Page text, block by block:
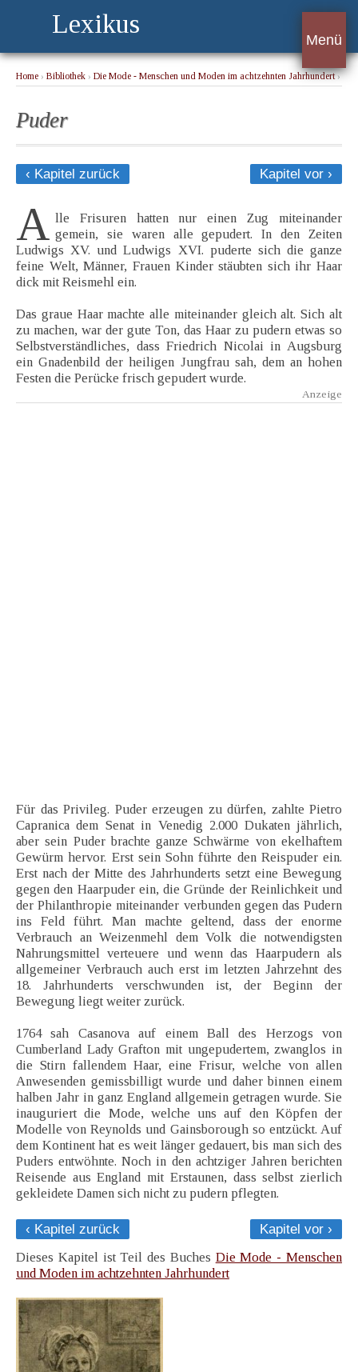
Lexikus
Menü
Home › Bibliothek › Die Mode - Menschen und Moden im achtzehnten Jahrhundert›
Puder
‹ Kapitel zurück Kapitel vor ›
A lle Frisuren hatten nur einen Zug miteinander
gemein, sie waren alle gepudert. In den Zeiten
Ludwigs XV. und Ludwigs XVI. puderte sich die ganze
feine Welt, Männer, Frauen Kinder stäubten sich ihr Haar
dick mit Reismehl ein.
Das graue Haar machte alle miteinander gleich alt. Sich alt
zu machen, war der gute Ton, das Haar zu pudern etwas so
Selbstverständliches, dass Friedrich Nicolai in Augsburg
ein Gnadenbild der heiligen Jungfrau sah, dem an hohen
Festen die Perücke frisch gepudert wurde.
Für das Privileg. Puder erzeugen zu dürfen, zahlte Pietro
Capranica dem Senat in Venedig 2.000 Dukaten jährlich,
aber sein Puder brachte ganze Schwärme von ekelhaftem
Gewürm hervor. Erst sein Sohn führte den Reispuder ein.
Erst nach der Mitte des Jahrhunderts setzt eine Bewegung
gegen den Haarpuder ein, die Gründe der Reinlichkeit und
der Philanthropie miteinander verbunden gegen das Pudern
ins Feld führt. Man machte geltend, dass der enorme
Verbrauch an Weizenmehl dem Volk die notwendigsten
Nahrungsmittel verteuere und wenn das Haarpudern als
allgemeiner Verbrauch auch erst im letzten Jahrzehnt des
18. Jahrhunderts verschwunden ist, der Beginn der
Bewegung liegt weiter zurück.
1764 sah Casanova auf einem Ball des Herzogs von
Cumberland Lady Grafton mit ungepudertem, zwanglos in
die Stirn fallendem Haar, eine Frisur, welche von allen
Anwesenden gemissbilligt wurde und daher binnen einem
halben Jahr in ganz England allgemein getragen wurde. Sie
inauguriert die Mode, welche uns auf den Köpfen der
Modelle von Reynolds und Gainsborough so entzückt. Auf
dem Kontinent hat es weit länger gedauert, bis man sich des
Puders entwöhnte. Noch in den achtziger Jahren berichten
Reisende aus England mit Erstaunen, dass selbst zierlich
gekleidete Damen sich nicht zu pudern pflegten.
‹ Kapitel zurück
Kapitel vor ›
Dieses Kapitel ist Teil des Buches Die Mode - Menschen
und Moden im achtzehnten Jahrhundert